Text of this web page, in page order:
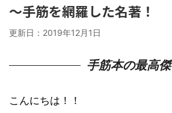
～手筋を網羅した名著！
更新日： 2019年12月1日
手筋本の最高
こんにちは！！